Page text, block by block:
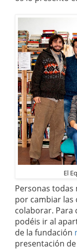
El
Personas
por cambiar las
colaborar. Para
podéis ir al
de la fundación
presentación